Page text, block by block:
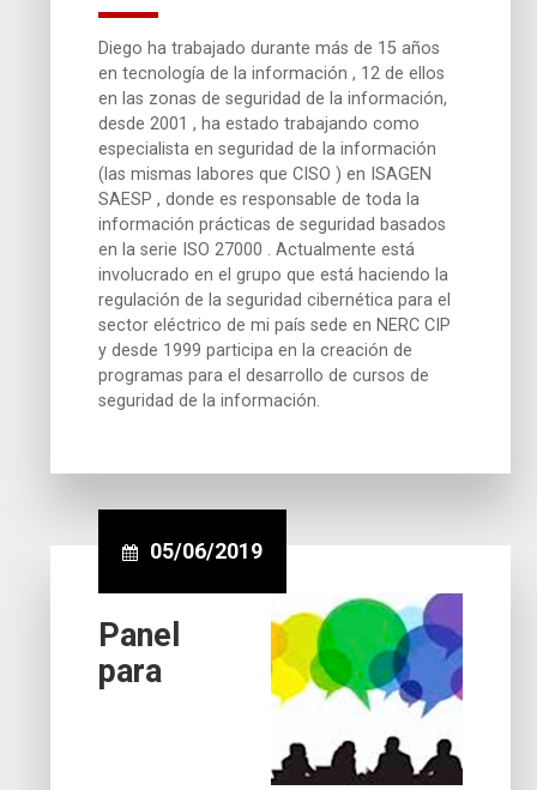
Diego ha trabajado durante más de 15 años
en tecnología de la información , 12 de ellos
en las zonas de seguridad de la información,
desde 2001 , ha estado trabajando como
especialista en seguridad de la información
(las mismas labores que CISO ) en ISAGEN
SAESP , donde es responsable de toda la
información prácticas de seguridad basados
en la serie ISO 27000 . Actualmente está
involucrado en el grupo que está haciendo la
regulación de la seguridad cibernética para el
sector eléctrico de mi país sede en NERC CIP
y desde 1999 participa en la creación de
programas para el desarrollo de cursos de
seguridad de la información.
05/06/2019
Panel
para